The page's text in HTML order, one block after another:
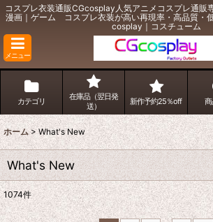
コスプレ衣装通販CGcosplay人気アニメコスプレ通販
漫画｜ゲーム コスプレ衣装が高い再現率・高品質・
cosplay｜コスチューム
メニュー
カテゴリ
在庫品（翌日発
送）
新作予約25％off
ホーム > What's New
What's New
1074件